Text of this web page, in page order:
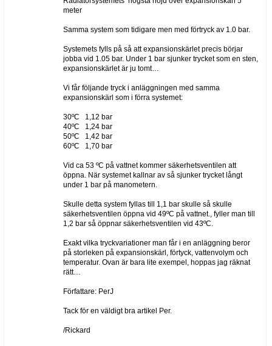
meter
Samma system som tidigare men med förtryck av 1.0 bar.
Systemets fylls på så att expansionskärlet precis börjar
jobba vid 1.05 bar. Under 1 bar sjunker trycket som en sten,
expansionskärlet är ju tomt…
Vi får följande tryck i anläggningen med samma
expansionskärl som i förra systemet:
30ºC 1,12 bar
40ºC 1,24 bar
50ºC 1,42 bar
60ºC 1,70 bar
Vid ca 53 ºC på vattnet kommer säkerhetsventilen att
öppna. När systemet kallnar av så sjunker trycket långt
under 1 bar på manometern.
Skulle detta system fyllas till 1,1 bar skulle så skulle
säkerhetsventilen öppna vid 49ºC på vattnet., fyller man till
1,2 bar så öppnar säkerhetsventilen vid 43ºC.
Exakt vilka tryckvariationer man får i en anläggning beror
på storleken på expansionskärl, förtyck, vattenvolym och
temperatur. Ovan är bara lite exempel, hoppas jag räknat
rätt…
Författare: PerJ
Tack för en väldigt bra artikel Per.
/Rickard